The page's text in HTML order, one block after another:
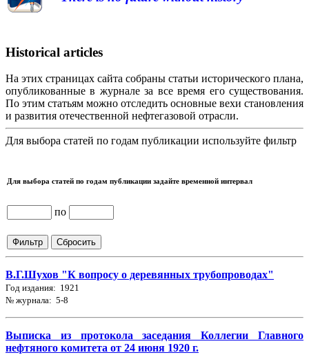
Historical articles
На этих страницах сайта собраны статьи исторического плана,
опубликованные в журнале за все время его существования.
По этим статьям можно отследить основные вехи становления
и развития отечественной нефтегазовой отрасли.
Для выбора статей по годам публикации используйте фильтр
Для выбора статей по годам публикации задайте временной интервал
по
В.Г.Шухов "К вопросу о деревянных трубопроводах"
Год издания: 1921
№ журнала: 5-8
Выписка из протокола заседания Коллегии Главного
нефтяного комитета от 24 июня 1920 г.